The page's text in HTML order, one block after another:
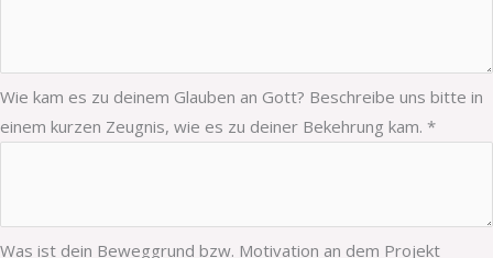
Wie kam es zu deinem Glauben an Gott? Beschreibe uns bitte in
einem kurzen Zeugnis, wie es zu deiner Bekehrung kam. *
Was ist dein Beweggrund bzw. Motivation an dem Projekt